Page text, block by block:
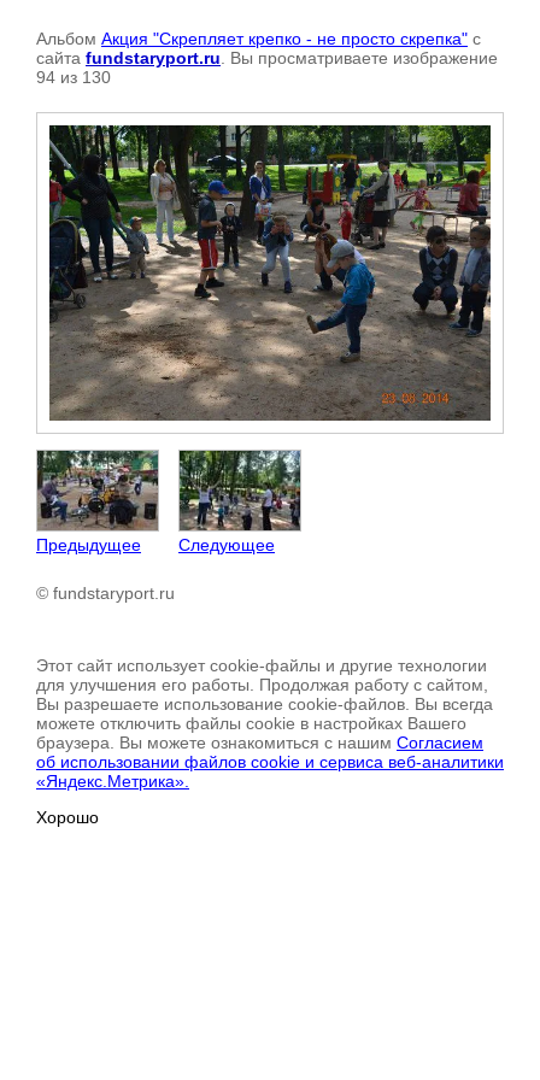
Альбом Акция "Скрепляет крепко - не просто скрепка" с
сайта fundstaryport.ru . Вы просматриваете изображение
94 из 130
Предыдущее Следующее
© fundstaryport.ru
Этот сайт использует cookie-файлы и другие технологии
для улучшения его работы. Продолжая работу с сайтом,
Вы разрешаете использование cookie-файлов. Вы всегда
можете отключить файлы cookie в настройках Вашего
браузера. Вы можете ознакомиться с нашим Согласием
об использовании файлов cookie и сервиса веб-аналитики
«Яндекс.Метрика».
Хорошо